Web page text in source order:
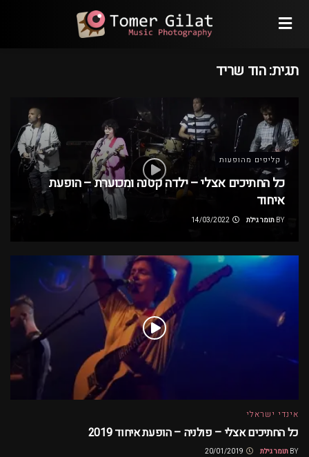
תגית:הוד שריד
קליפים מהופעות
כל החתיכים אצלי – ילדה קטנה ומכוערת – הופעת
איחוד
BY תומר גילת
אינדי ישראלי
כל החתיכים אצלי – פולניה – הופעת איחוד 2019
BY תומר גילת